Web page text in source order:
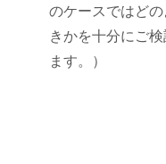
のケースではど
きかを十分にご
ます。）